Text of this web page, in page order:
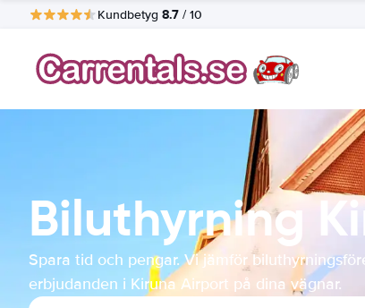
Kundbetyg 8.7 / 10
Biluthyrning
Spara tid och pengar. Vi jämför
erbjudanden i Kiruna Airport på dina vägnar.